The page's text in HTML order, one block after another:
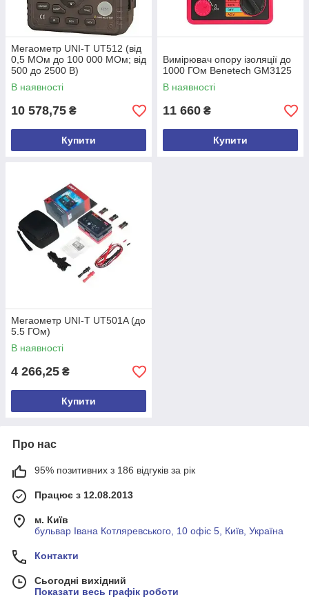
Мегаометр UNI-T UT512 (від
0,5 МОм до 100 000 МОм; від
500 до 2500 В)
В наявності
10 578,75 ₴
Купити
Вимірювач опору ізоляції до
1000 ГОм Benetech GM3125
В наявності
11 660 ₴
Купити
Мегаометр UNI-T UT501A (до
5.5 ГОм)
В наявності
4 266,25 ₴
Купити
Про нас
95% позитивних з 186 відгуків за рік
Працює з 12.08.2013
м. Київ
бульвар Івана Котляревського, 10 офіс 5, Київ, Україна
Контакти
Сьогодні вихідний
Показати весь графік роботи